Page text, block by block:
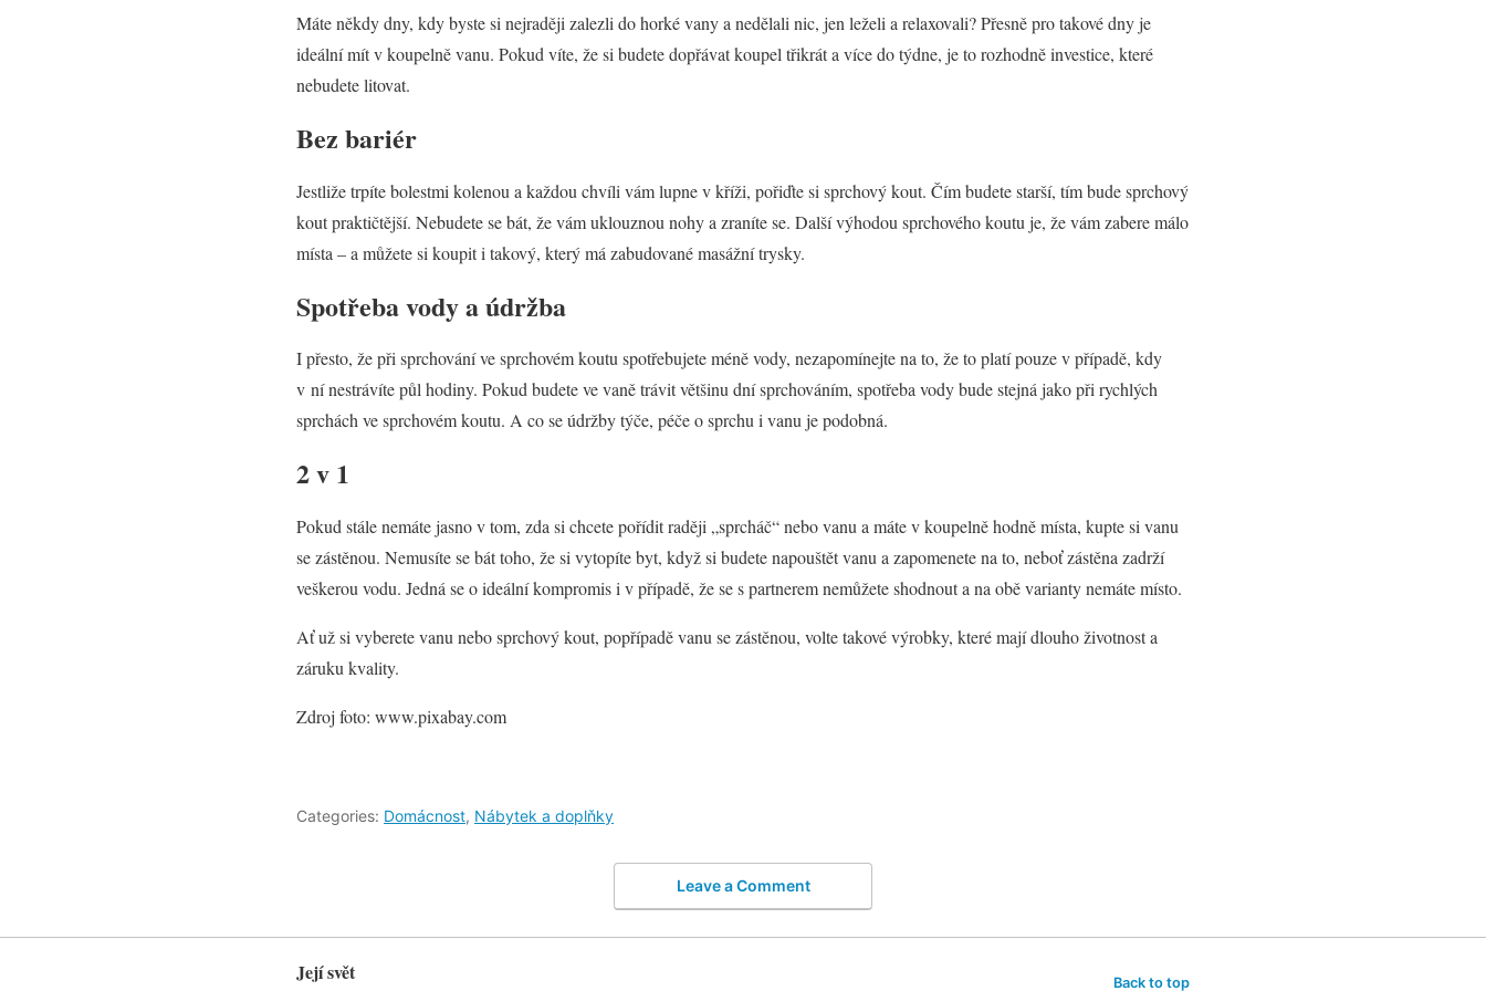
Máte někdy dny, kdy byste si nejraději zalezli do horké vany a nedělali nic, jen leželi a relaxovali? Přesně pro takové dny je
ideální mít v koupelně vanu. Pokud víte, že si budete dopřávat koupel třikrát a více do týdne, je to rozhodně investice, které
nebudete litovat.
Bez bariér
Jestliže trpíte bolestmi kolenou a každou chvíli vám lupne v kříži, pořiďte si sprchový kout. Čím budete starší, tím bude sprchový
kout praktičtější. Nebudete se bát, že vám uklouznou nohy a zraníte se. Další výhodou sprchového koutu je, že vám zabere málo
místa – a můžete si koupit i takový, který má zabudované masážní trysky.
Spotřeba vody a údržba
I přesto, že při sprchování ve sprchovém koutu spotřebujete méně vody, nezapomínejte na to, že to platí pouze v případě, kdy
v ní nestrávíte půl hodiny. Pokud budete ve vaně trávit většinu dní sprchováním, spotřeba vody bude stejná jako při rychlých
sprchách ve sprchovém koutu. A co se údržby týče, péče o sprchu i vanu je podobná.
2 v 1
Pokud stále nemáte jasno v tom, zda si chcete pořídit raději „sprcháč“ nebo vanu a máte v koupelně hodně místa, kupte si vanu
se zástěnou. Nemusíte se bát toho, že si vytopíte byt, když si budete napouštět vanu a zapomenete na to, neboť zástěna zadrží
veškerou vodu. Jedná se o ideální kompromis i v případě, že se s partnerem nemůžete shodnout a na obě varianty nemáte místo.
Ať už si vyberete vanu nebo sprchový kout, popřípadě vanu se zástěnou, volte takové výrobky, které mají dlouho životnost a
záruku kvality.
Zdroj foto: www.pixabay.com
Categories: Domácnost, Nábytek a doplňky
Leave a Comment
Její svět Back to top